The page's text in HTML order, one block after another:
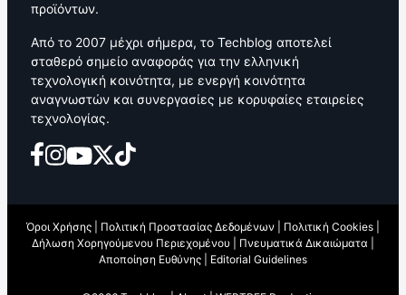
προϊόντων.
Από το 2007 μέχρι σήμερα, το Techblog αποτελεί
σταθερό σημείο αναφοράς για την ελληνική
τεχνολογική κοινότητα, με ενεργή κοινότητα
αναγνωστών και συνεργασίες με κορυφαίες εταιρείες
τεχνολογίας.
Όροι Χρήσης Πολιτική Προστασίας Δεδομένων Πολιτική Cookies
Δήλωση Χορηγούμενου Περιεχομένου
Πνευματικά Δικαιώματα
Αποποίηση Ευθύνης
Editorial Guidelines